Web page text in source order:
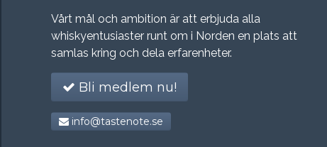
Vårt mål och ambition är att erbjuda alla
whiskyentusiaster runt om i Norden en plats att
samlas kring och dela erfarenheter.
Bli medlem nu!
info@tastenote.se